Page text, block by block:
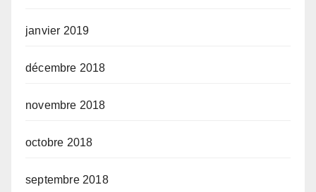
janvier 2019
décembre 2018
novembre 2018
octobre 2018
septembre 2018